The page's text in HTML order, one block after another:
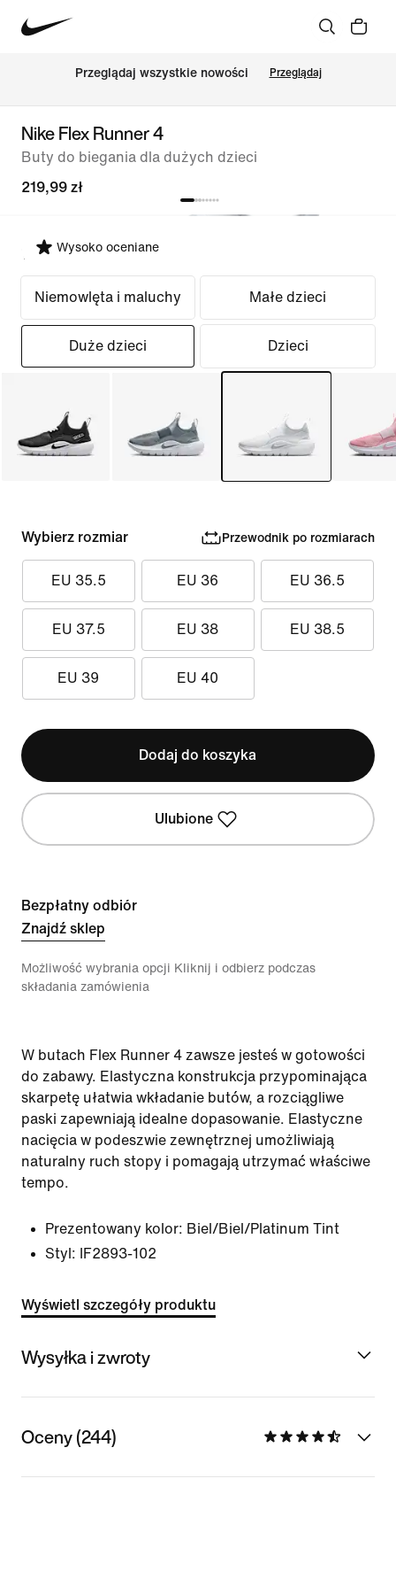
Przeglądaj wszystkie nowości Przeglądaj
Nike Flex Runner 4
Buty do biegania dla dużych dzieci
219,99 zł
Wysoko oceniane
Wybierz krój
Niemowlęta i maluchy Małe dzieci
Duże dzieci Dzieci
Wybierz rozmiar Przewodnik po rozmiarach
EU 35.5 EU 36 EU 36.5
EU 37.5 EU 38 EU 38.5
EU 39 EU 40
Dodaj do koszyka
Ulubione
Bezpłatny odbiór
Znajdź sklep
Możliwość wybrania opcji Kliknij i odbierz podczas
składania zamówienia
W butach Flex Runner 4 zawsze jesteś w gotowości
do zabawy. Elastyczna konstrukcja przypominająca
skarpetę ułatwia wkładanie butów, a rozciągliwe
paski zapewniają idealne dopasowanie. Elastyczne
nacięcia w podeszwie zewnętrznej umożliwiają
naturalny ruch stopy i pomagają utrzymać właściwe
tempo.
Prezentowany kolor: Biel/Biel/Platinum Tint
Styl:
IF2893-102
Wyświetl szczegóły produktu
Wysyłka i zwroty
Oceny (244)